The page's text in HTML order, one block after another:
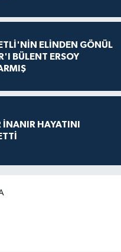
ELİNDEN GÖNÜL
BÜLENT ERSOY
İNANIR HAYATINI